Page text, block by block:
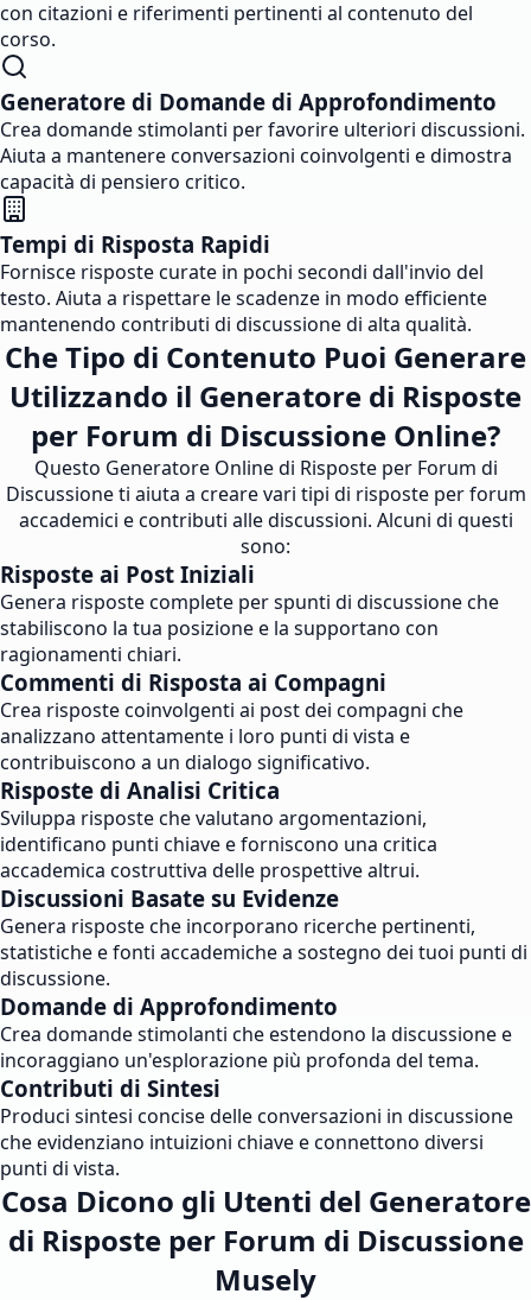
con citazioni e riferimenti pertinenti al contenuto del
corso.
Generatore di Domande di Approfondimento
Crea domande stimolanti per favorire ulteriori discussioni.
Aiuta a mantenere conversazioni coinvolgenti e dimostra
capacità di pensiero critico.
Tempi di Risposta Rapidi
Fornisce risposte curate in pochi secondi dall'invio del
testo. Aiuta a rispettare le scadenze in modo efficiente
mantenendo contributi di discussione di alta qualità.
Che Tipo di Contenuto Puoi Generare
Utilizzando il Generatore di Risposte
per Forum di Discussione Online?
Questo Generatore Online di Risposte per Forum di
Discussione ti aiuta a creare vari tipi di risposte per forum
accademici e contributi alle discussioni. Alcuni di questi
sono:
Risposte ai Post Iniziali
Genera risposte complete per spunti di discussione che
stabiliscono la tua posizione e la supportano con
ragionamenti chiari.
Commenti di Risposta ai Compagni
Crea risposte coinvolgenti ai post dei compagni che
analizzano attentamente i loro punti di vista e
contribuiscono a un dialogo significativo.
Risposte di Analisi Critica
Sviluppa risposte che valutano argomentazioni,
identificano punti chiave e forniscono una critica
accademica costruttiva delle prospettive altrui.
Discussioni Basate su Evidenze
Genera risposte che incorporano ricerche pertinenti,
statistiche e fonti accademiche a sostegno dei tuoi punti di
discussione.
Domande di Approfondimento
Crea domande stimolanti che estendono la discussione e
incoraggiano un'esplorazione più profonda del tema.
Contributi di Sintesi
Produci sintesi concise delle conversazioni in discussione
che evidenziano intuizioni chiave e connettono diversi
punti di vista.
Cosa Dicono gli Utenti del Generatore
di Risposte per Forum di Discussione
Musely